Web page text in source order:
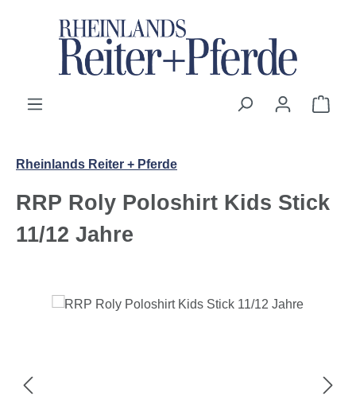
Zum Hauptinhalt springen
Rheinlands Reiter + Pferde
RRP Roly Poloshirt Kids Stick
11/12 Jahre
Bildergalerie überspringen